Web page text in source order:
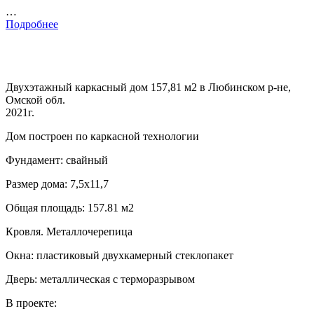
…
Подробнее
Двухэтажный каркасный дом 157,81 м2 в Любинском р-не,
Омской обл.
2021г.
Дом построен по каркасной технологии
Фундамент: свайный
Размер дома: 7,5х11,7
Общая площадь: 157.81 м2
Кровля. Металлочерепица
Окна: пластиковый двухкамерный стеклопакет
Дверь: металлическая с терморазрывом
В проекте: